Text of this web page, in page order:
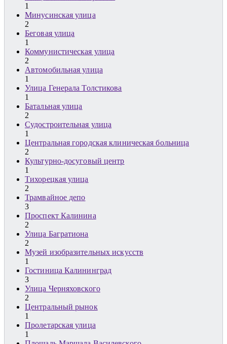
1
Минусинская улица
2
Беговая улица
1
Коммунистическая улица
2
Автомобильная улица
1
Улица Генерала Толстикова
1
Батальная улица
2
Судостроительная улица
1
Центральная городская клиническая больница
2
Культурно-досуговый центр
1
Тихорецкая улица
2
Трамвайное депо
3
Проспект Калинина
2
Улица Багратиона
2
Музей изобразительных искусств
1
Гостиница Калининград
3
Улица Черняховского
2
Центральный рынок
1
Пролетарская улица
1